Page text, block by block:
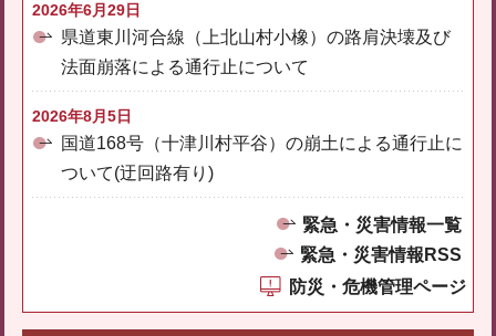
2026年6月29日
県道東川河合線（上北山村小橡）の路肩決壊及び
法面崩落による通行止について
2026年8月5日
国道168号（十津川村平谷）の崩土による通行止に
ついて(迂回路有り)
緊急・災害情報一覧
緊急・災害情報RSS
防災・危機管理ページ